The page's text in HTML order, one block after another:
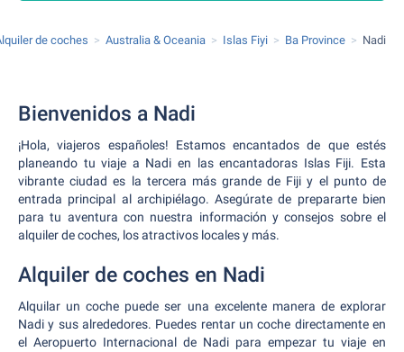
de coches Australia & Oceania Islas Fiyi Ba Province Nadi
Bienvenidos a Nadi
¡Hola, viajeros españoles! Estamos encantados de que estés
planeando tu viaje a Nadi en las encantadoras Islas Fiji. Esta
vibrante ciudad es la tercera más grande de Fiji y el punto de
entrada principal al archipiélago. Asegúrate de prepararte bien
para tu aventura con nuestra información y consejos sobre el
alquiler de coches, los atractivos locales y más.
Alquiler de coches en Nadi
Alquilar un coche puede ser una excelente manera de explorar
Nadi y sus alrededores. Puedes rentar un coche directamente en
el Aeropuerto Internacional de Nadi para empezar tu viaje en